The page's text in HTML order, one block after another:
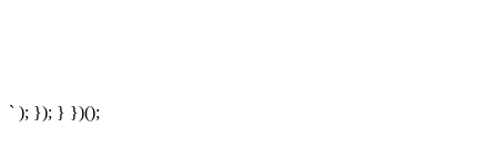
` ); }); } })();